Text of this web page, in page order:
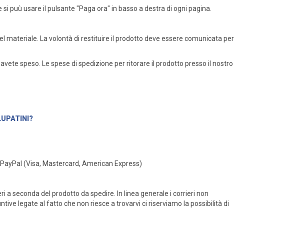
puù usare il pulsante "Paga ora" in basso a destra di ogni pagina.
materiale. La volontà di restituire il prodotto deve essere comunicata per
speso. Le spese di spedizione per ritorare il prodotto presso il nostro
(Visa, Mastercard, American Express)
a seconda del prodotto da spedire. In linea generale i corrieri non
legate al fatto che non riesce a trovarvi ci riserviamo la possibilità di